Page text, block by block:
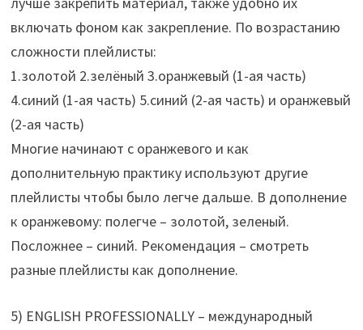
включать фоном как закрепление. По возрастанию
сложности плейлисты:
1.золотой 2.зелёный 3.оранжевый (1-ая часть)
4.синий (1-ая часть) 5.синий (2-ая часть) и оранжевый
(2-ая часть)
Многие начинают с оранжевого и как
дополнительную практику используют другие
плейлисты чтобы было легче дальше. В дополнение
к оранжевому: полегче – золотой, зеленый.
Посложнее – синий. Рекомендация – смотреть
разные плейлисты как дополнение.
5) ENGLISH PROFESSIONALLY – международный